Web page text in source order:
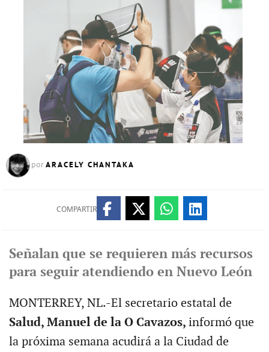
por ARACELY CHANTAKA
COMPARTIR
Señalan que se requieren más recursos
para seguir atendiendo en Nuevo León
MONTERREY, NL.-El secretario estatal de
Salud, Manuel de la O Cavazos, informó que
la próxima semana acudirá a la Ciudad de